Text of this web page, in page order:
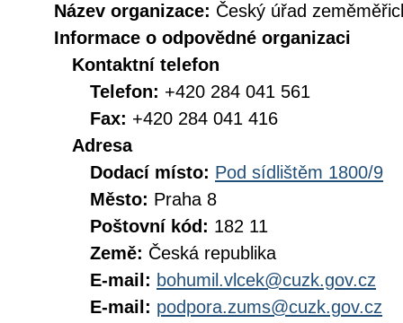
Název organizace: Český úřad
Informace o odpovědné organizaci
Kontaktní telefon
Telefon: +420 284 041 561
Fax: +420 284 041 416
Adresa
Dodací místo: Pod sídlištěm 1800/9
Město: Praha 8
Poštovní kód: 182 11
Země: Česká republika
E-mail: bohumil.vlcek@cuzk.gov.cz
E-mail: podpora.zums@cuzk.gov.cz